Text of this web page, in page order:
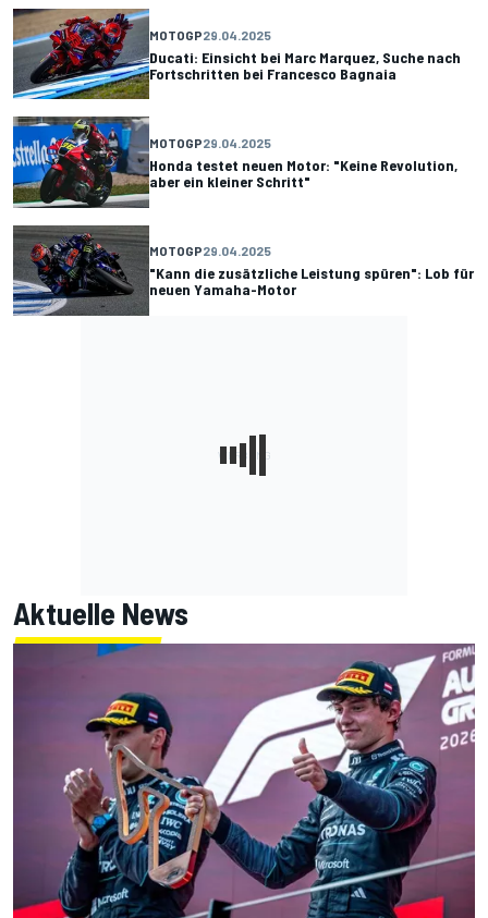
MOTOGP29.04.2025
Ducati: Einsicht bei Marc Marquez, Suche nach
Fortschritten bei Francesco Bagnaia
MOTOGP29.04.2025
Honda testet neuen Motor: "Keine Revolution,
aber ein kleiner Schritt"
MOTOGP29.04.2025
"Kann die zusätzliche Leistung spüren": Lob für
neuen Yamaha-Motor
Aktuelle News